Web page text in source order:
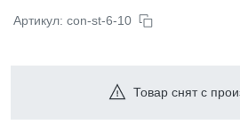
Артикул: con-st-6-10
Товар снят с